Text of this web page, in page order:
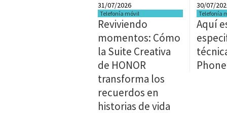
31/07/2026
Telefonía móvil
Reviviendo
momentos: Cómo
la Suite Creativa
de HONOR
transforma los
recuerdos en
historias de vida
30/07/
Telefonía
Aquí